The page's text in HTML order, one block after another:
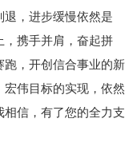
，进步缓慢依然是
，携手并肩，奋起拼
跑，开创信合事业的新
伟目标的实现，依然
信，有了您的全力支